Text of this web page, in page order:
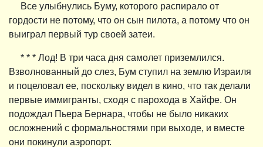
Все улыбнулись Буму, которого распирало от
гордости не потому, что он сын пилота, а потому что он
выиграл первый тур своей затеи.
* * * Лод! В три часа дня самолет приземлился.
Взволнованный до слез, Бум ступил на землю Израиля
и поцеловал ее, поскольку видел в кино, что так делали
первые иммигранты, сходя с парохода в Хайфе. Он
подождал Пьера Бернара, чтобы не было никаких
осложнений с формальностями при выходе, и вместе
они покинули аэропорт.